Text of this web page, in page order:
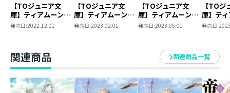
【TOジュニア文
庫】ティアムーン帝
国物語1～断頭台か
発売日:2022.12.01
【TOジュニア文
庫】ティアムーン帝
国物語2～断頭台か
発売日:2023.02.01
【TOジュニア文
庫】ティアムーン帝
国物語3～断頭台か
発売日:2023.05.01
【TOジ
庫】テ
国物語4
発売日:
関連商品 関連商品一覧